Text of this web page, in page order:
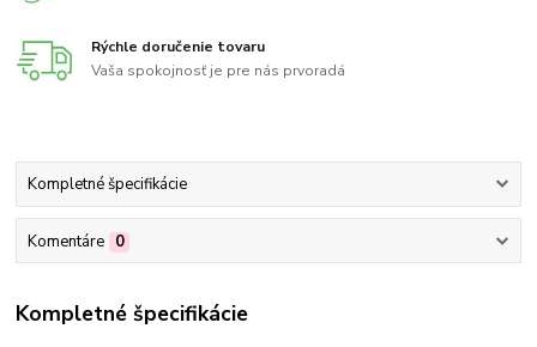
Rýchle doručenie tovaru
Vaša spokojnosť je pre nás prvoradá
Kompletné špecifikácie
Komentáre 0
Kompletné špecifikácie